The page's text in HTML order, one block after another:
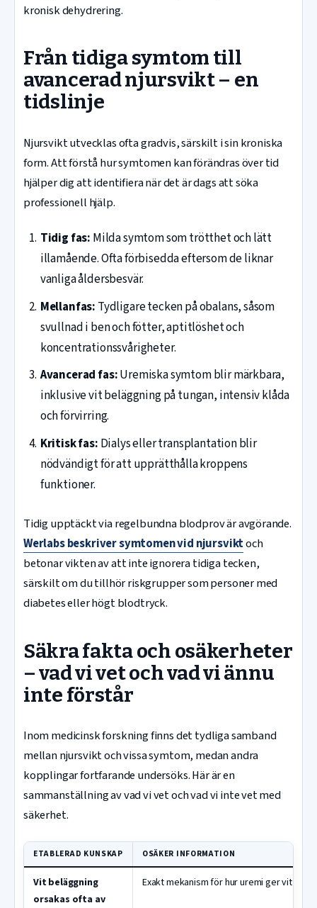
kronisk dehydrering.
Från tidiga symtom till
avancerad njursvikt – en
tidslinje
Njursvikt utvecklas ofta gradvis, särskilt i sin kroniska
form. Att förstå hur symtomen kan förändras över tid
hjälper dig att identifiera när det är dags att söka
professionell hjälp.
Tidig fas: Milda symtom som trötthet och lätt
illamående. Ofta förbisedda eftersom de liknar
vanliga åldersbesvär.
Mellanfas: Tydligare tecken på obalans, såsom
svullnad i ben och fötter, aptitlöshet och
koncentrationssvårigheter.
Avancerad fas:Uremiska symtom blir märkbara,
inklusive vit beläggning på tungan, intensiv klåda
och förvirring.
Kritisk fas: Dialys eller transplantation blir
nödvändigt för att upprätthålla kroppens
funktioner.
Tidig upptäckt via regelbundna blodprov är avgörande.
Werlabs beskriver symtomen vid njursviktoch
betonar vikten av att inte ignorera tidiga tecken,
särskilt om du tillhör riskgrupper som personer med
diabetes eller högt blodtryck.
Säkra fakta och osäkerheter
– vad vi vet och vad vi ännu
inte förstår
Inom medicinsk forskning finns det tydliga samband
mellan njursvikt och vissa symtom, medan andra
kopplingar fortfarande undersöks. Här är en
sammanställning av vad vi vet och vad vi inte vet med
säkerhet.
ETABLERAD KUNSKAP OSÄKER INFORMATION
Vit beläggning
orsakas ofta av
Exakt mekanism för hur uremi ger vit tunga